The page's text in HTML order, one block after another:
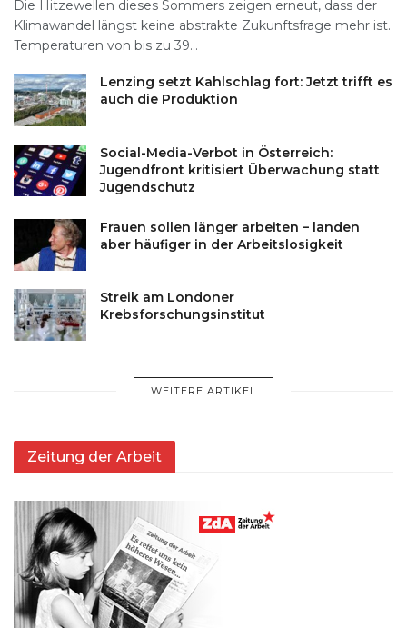
Die Hitzewellen dieses Sommers zeigen erneut, dass der
Klimawandel längst keine abstrakte Zukunftsfrage mehr ist.
Temperaturen von bis zu 39...
Lenzing setzt Kahlschlag fort: Jetzt trifft es
auch die Produktion
Social-Media-Verbot in Österreich:
Jugendfront kritisiert Überwachung statt
Jugendschutz
Frauen sollen länger arbeiten – landen
aber häufiger in der Arbeitslosigkeit
Streik am Londoner
Krebsforschungsinstitut
WEITERE ARTIKEL
Zeitung der Arbeit